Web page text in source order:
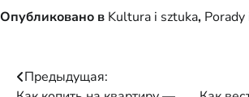
Опубликовано в Kultura i sztuka,
Навигация
Предыдущая: